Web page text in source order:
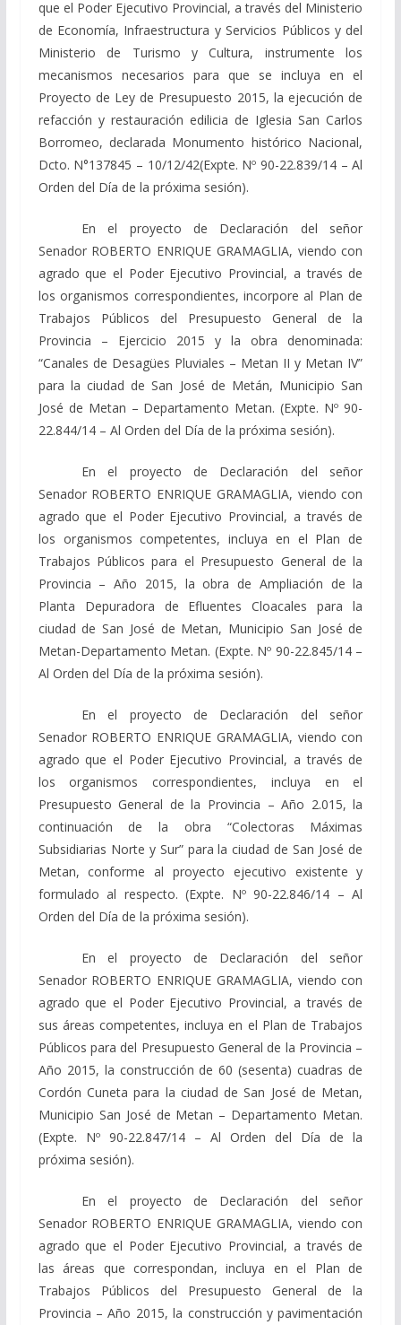
que el Poder Ejecutivo Provincial, a través del Ministerio
de Economía, Infraestructura y Servicios Públicos y del
Ministerio de Turismo y Cultura, instrumente los
mecanismos necesarios para que se incluya en el
Proyecto de Ley de Presupuesto 2015, la ejecución de
refacción y restauración edilicia de Iglesia San Carlos
Borromeo, declarada Monumento histórico Nacional,
Dcto. N°137845 – 10/12/42(Expte. Nº 90-22.839/14 – Al
Orden del Día de la próxima sesión).
En el proyecto de Declaración del señor
Senador ROBERTO ENRIQUE GRAMAGLIA, viendo con
agrado que el Poder Ejecutivo Provincial, a través de
los organismos correspondientes, incorpore al Plan de
Trabajos Públicos del Presupuesto General de la
Provincia – Ejercicio 2015 y la obra denominada:
“Canales de Desagües Pluviales – Metan II y Metan IV”
para la ciudad de San José de Metán, Municipio San
José de Metan – Departamento Metan. (Expte. Nº 90-
22.844/14 – Al Orden del Día de la próxima sesión).
En el proyecto de Declaración del señor
Senador ROBERTO ENRIQUE GRAMAGLIA, viendo con
agrado que el Poder Ejecutivo Provincial, a través de
los organismos competentes, incluya en el Plan de
Trabajos Públicos para el Presupuesto General de la
Provincia – Año 2015, la obra de Ampliación de la
Planta Depuradora de Efluentes Cloacales para la
ciudad de San José de Metan, Municipio San José de
Metan-Departamento Metan. (Expte. Nº 90-22.845/14 –
Al Orden del Día de la próxima sesión).
En el proyecto de Declaración del señor
Senador ROBERTO ENRIQUE GRAMAGLIA, viendo con
agrado que el Poder Ejecutivo Provincial, a través de
los organismos correspondientes, incluya en el
Presupuesto General de la Provincia – Año 2.015, la
continuación de la obra “Colectoras Máximas
Subsidiarias Norte y Sur” para la ciudad de San José de
Metan, conforme al proyecto ejecutivo existente y
formulado al respecto. (Expte. Nº 90-22.846/14 – Al
Orden del Día de la próxima sesión).
En el proyecto de Declaración del señor
Senador ROBERTO ENRIQUE GRAMAGLIA, viendo con
agrado que el Poder Ejecutivo Provincial, a través de
sus áreas competentes, incluya en el Plan de Trabajos
Públicos para del Presupuesto General de la Provincia –
Año 2015, la construcción de 60 (sesenta) cuadras de
Cordón Cuneta para la ciudad de San José de Metan,
Municipio San José de Metan – Departamento Metan.
(Expte. Nº 90-22.847/14 – Al Orden del Día de la
próxima sesión).
En el proyecto de Declaración del señor
Senador ROBERTO ENRIQUE GRAMAGLIA, viendo con
agrado que el Poder Ejecutivo Provincial, a través de
las áreas que correspondan, incluya en el Plan de
Trabajos Públicos del Presupuesto General de la
Provincia – Año 2015, la construcción y pavimentación